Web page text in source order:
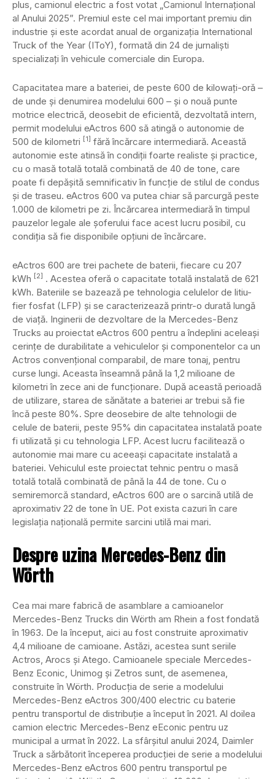
plus, camionul electric a fost votat „Camionul Internațional
al Anului 2025”. Premiul este cel mai important premiu din
industrie și este acordat anual de organizația International
Truck of the Year (IToY), formată din 24 de jurnaliști
specializați în vehicule comerciale din Europa.
Capacitatea mare a bateriei, de peste 600 de kilowați-oră –
de unde și denumirea modelului 600 – și o nouă punte
motrice electrică, deosebit de eficientă, dezvoltată intern,
permit modelului eActros 600 să atingă o autonomie de
500 de kilometri [1] fără încărcare intermediară. Această
autonomie este atinsă în condiții foarte realiste și practice,
cu o masă totală totală combinată de 40 de tone, care
poate fi depășită semnificativ în funcție de stilul de condus
și de traseu. eActros 600 va putea chiar să parcurgă peste
1.000 de kilometri pe zi. Încărcarea intermediară în timpul
pauzelor legale ale șoferului face acest lucru posibil, cu
condiția să fie disponibile opțiuni de încărcare.
eActros 600 are trei pachete de baterii, fiecare cu 207
kWh [2] . Acestea oferă o capacitate totală instalată de 621
kWh. Bateriile se bazează pe tehnologia celulelor de litiu-
fier fosfat (LFP) și se caracterizează printr-o durată lungă
de viață. Inginerii de dezvoltare de la Mercedes-Benz
Trucks au proiectat eActros 600 pentru a îndeplini aceleași
cerințe de durabilitate a vehiculelor și componentelor ca un
Actros convențional comparabil, de mare tonaj, pentru
curse lungi. Aceasta înseamnă până la 1,2 milioane de
kilometri în zece ani de funcționare. După această perioadă
de utilizare, starea de sănătate a bateriei ar trebui să fie
încă peste 80%. Spre deosebire de alte tehnologii de
celule de baterii, peste 95% din capacitatea instalată poate
fi utilizată și cu tehnologia LFP. Acest lucru facilitează o
autonomie mai mare cu aceeași capacitate instalată a
bateriei. Vehiculul este proiectat tehnic pentru o masă
totală totală combinată de până la 44 de tone. Cu o
semiremorcă standard, eActros 600 are o sarcină utilă de
aproximativ 22 de tone în UE. Pot exista cazuri în care
legislația națională permite sarcini utilă mai mari.
Despre uzina Mercedes-Benz din
Wörth
Cea mai mare fabrică de asamblare a camioanelor
Mercedes-Benz Trucks din Wörth am Rhein a fost fondată
în 1963. De la început, aici au fost construite aproximativ
4,4 milioane de camioane. Astăzi, acestea sunt seriile
Actros, Arocs și Atego. Camioanele speciale Mercedes-
Benz Econic, Unimog și Zetros sunt, de asemenea,
construite în Wörth. Producția de serie a modelului
Mercedes-Benz eActros 300/400 electric cu baterie
pentru transportul de distribuție a început în 2021. Al doilea
camion electric Mercedes-Benz eEconic pentru uz
municipal a urmat în 2022. La sfârșitul anului 2024, Daimler
Truck a sărbătorit începerea producției de serie a modelului
Mercedes-Benz eActros 600 pentru transportul pe